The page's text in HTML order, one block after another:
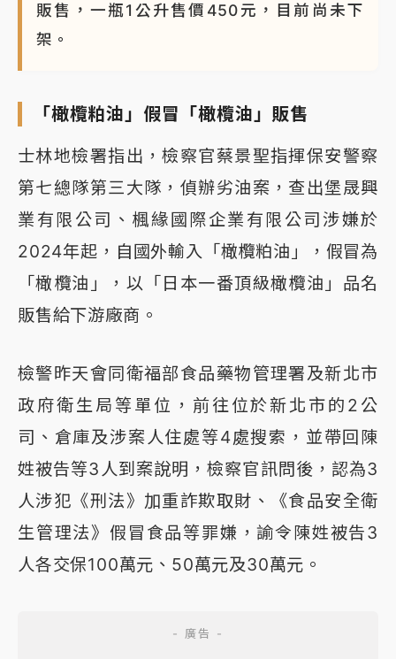
販售，一瓶1公升售價450元，目前尚未下
架。
「橄欖粕油」假冒「橄欖油」販售
士林地檢署指出，檢察官蔡景聖指揮保安警察
第七總隊第三大隊，偵辦劣油案，查出堡晟興
業有限公司、楓緣國際企業有限公司涉嫌於
2024年起，自國外輸入「橄欖粕油」，假冒為
「橄欖油」，以「日本一番頂級橄欖油」品名
販售給下游廠商。
檢警昨天會同衛福部食品藥物管理署及新北市
政府衛生局等單位，前往位於新北市的2公
司、倉庫及涉案人住處等4處搜索，並帶回陳
姓被告等3人到案說明，檢察官訊問後，認為3
人涉犯《刑法》加重詐欺取財、《食品安全衛
生管理法》假冒食品等罪嫌，諭令陳姓被告3
人各交保100萬元、50萬元及30萬元。